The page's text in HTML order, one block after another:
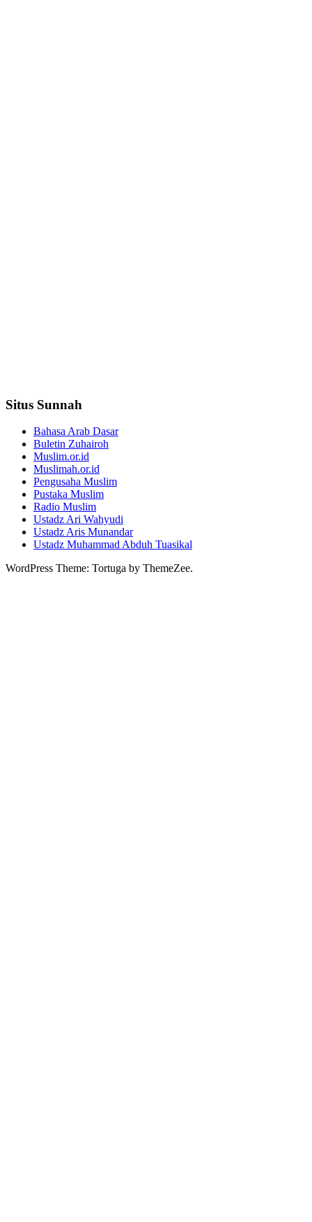
Situs Sunnah
Bahasa Arab Dasar
Buletin Zuhairoh
Muslim.or.id
Muslimah.or.id
Pengusaha Muslim
Pustaka Muslim
Radio Muslim
Ustadz Ari Wahyudi
Ustadz Aris Munandar
Ustadz Muhammad Abduh Tuasikal
WordPress Theme: Tortuga by ThemeZee.